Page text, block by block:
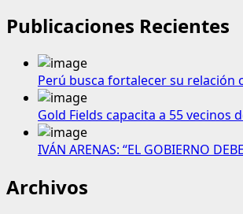
Publicaciones Recientes
Perú busca fortalecer su relación
Gold Fields capacita a 55
IVÁN ARENAS: “EL GOBIERNO
Archivos